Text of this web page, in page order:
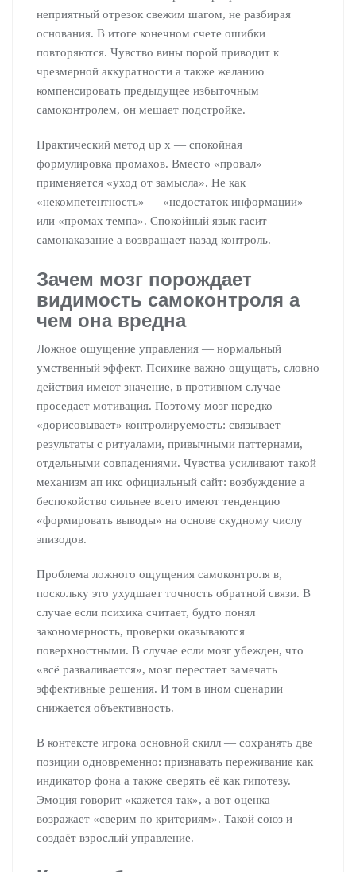
неприятный отрезок свежим шагом, не разбирая
основания. В итоге конечном счете ошибки
повторяются. Чувство вины порой приводит к
чрезмерной аккуратности а также желанию
компенсировать предыдущее избыточным
самоконтролем, он мешает подстройке.
Практический метод up x — спокойная
формулировка промахов. Вместо «провал»
применяется «уход от замысла». Не как
«некомпетентность» — «недостаток информации»
или «промах темпа». Спокойный язык гасит
самонаказание а возвращает назад контроль.
Зачем мозг порождает
видимость самоконтроля а
чем она вредна
Ложное ощущение управления — нормальный
умственный эффект. Психике важно ощущать, словно
действия имеют значение, в противном случае
проседает мотивация. Поэтому мозг нередко
«дорисовывает» контролируемость: связывает
результаты с ритуалами, привычными паттернами,
отдельными совпадениями. Чувства усиливают такой
механизм ап икс официальный сайт: возбуждение а
беспокойство сильнее всего имеют тенденцию
«формировать выводы» на основе скудному числу
эпизодов.
Проблема ложного ощущения самоконтроля в,
поскольку это ухудшает точность обратной связи. В
случае если психика считает, будто понял
закономерность, проверки оказываются
поверхностными. В случае если мозг убежден, что
«всё разваливается», мозг перестает замечать
эффективные решения. И том в ином сценарии
снижается объективность.
В контексте игрока основной скилл — сохранять две
позиции одновременно: признавать переживание как
индикатор фона а также сверять её как гипотезу.
Эмоция говорит «кажется так», а вот оценка
возражает «сверим по критериям». Такой союз и
создаёт взрослый управление.